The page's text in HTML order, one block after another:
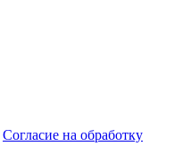
Согласие на обработку